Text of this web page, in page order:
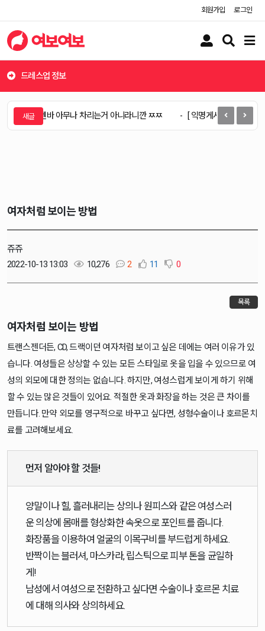
회원가입 로그인
유
버
검
버
메
버
드레스업 정보
무나 차리는거 아니라니깐 ㅉㅉ [ 익명게시판 ] " 눈치는 존나 없고 욕심
여자처럼 보이는 방법
쥬쥬
2022-10-13 13:03
10,276 2 11 0
목록
여자처럼 보이는 방법
트랜스젠더든, CD, 드랙이던 여자처럼 보이고 싶은 데에는 여러 이유가 있
습니다. 여성들은 상상할 수 있는 모든 스타일로 옷을 입을 수 있으므로 여
성의 외모에 대한 정의는 없습니다. 하지만, 여성스럽게 보이게 하기 위해
할 수 있는 많은 것들이 있어요. 적절한 옷과 화장을 하는 것은 큰 차이를
만듭니다. 만약 외모를 영구적으로 바꾸고 싶다면, 성형수술이나 호르몬치
료를 고려해보세요.
먼저 알아야 할 것들!
양말이나 힐, 흘러내리는 상의나 원피스와 같은 여성스러
운 의상에 몸매를 형상화한 속옷으로 포인트를 줍니다.
화장품을 이용하여 얼굴의 이목구비를 부드럽게 하세요.
반짝이는 블러셔, 마스카라, 립스틱으로 피부 톤을 균일하
게!
남성에서 여성으로 전환하고 싶다면 수술이나 호르몬 치료
에 대해 의사와 상의하세요.